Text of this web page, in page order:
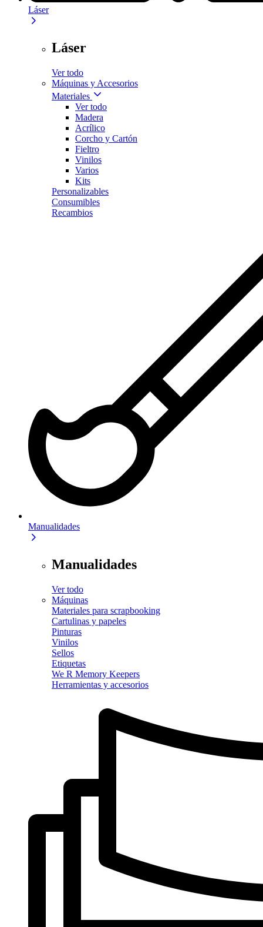
Láser
Láser
Ver todo
Máquinas y Accesorios
Materiales
Ver todo
Madera
Acrílico
Corcho y Cartón
Fieltro
Vinilos
Varios
Kits
Personalizables
Consumibles
Recambios
Manualidades
Manualidades
Ver todo
Máquinas
Materiales para scrapbooking
Cartulinas y papeles
Pinturas
Vinilos
Sellos
Etiquetas
We R Memory Keepers
Herramientas y accesorios